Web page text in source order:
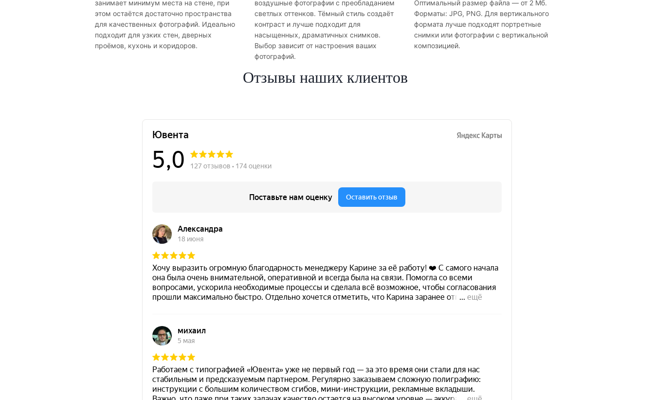
занимает минимум места на стене, при
этом остаётся достаточно пространства
для качественных фотографий. Идеально
подходит для узких стен, дверных
проёмов, кухонь и коридоров.
воздушные фотографии с преобладанием
светлых оттенков. Тёмный стиль создаёт
контраст и лучше подходит для
насыщенных, драматичных снимков.
Выбор зависит от настроения ваших
фотографий.
Оптимальный размер файла — от 2 Мб.
Форматы: JPG, PNG. Для вертикального
формата лучше подходят портретные
снимки или фотографии с вертикальной
композицией.
Отзывы наших клиентов